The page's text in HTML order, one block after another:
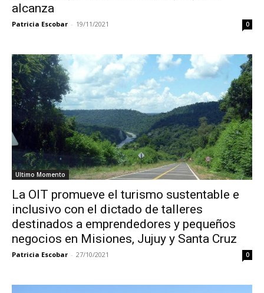
alcanza
Patricia Escobar - 19/11/2021 0
Ultimo Momento
La OIT promueve el turismo sustentable e
inclusivo con el dictado de talleres
destinados a emprendedores y pequeños
negocios en Misiones, Jujuy y Santa Cruz
Patricia Escobar - 27/10/2021 0